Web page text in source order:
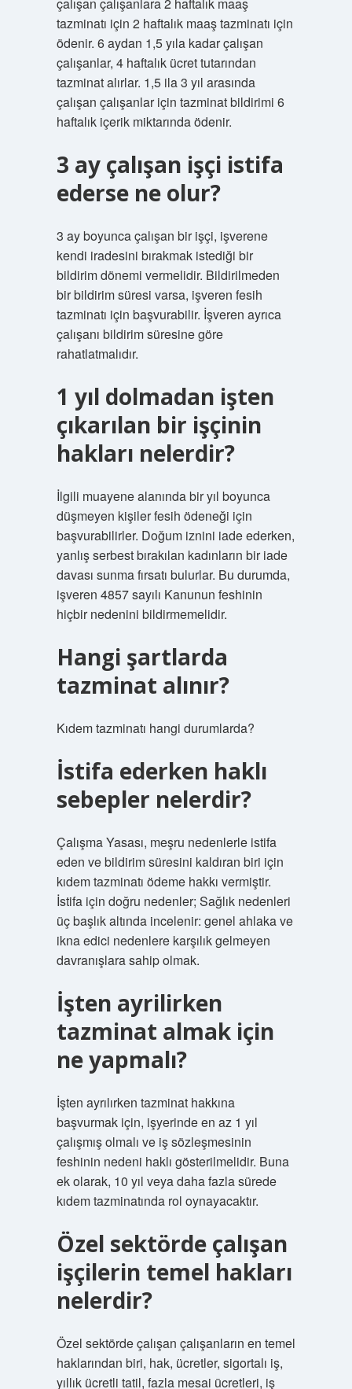
tazminatı için 2 haftalık maaş tazminatı için
ödenir. 6 aydan 1,5 yıla kadar çalışan
çalışanlar, 4 haftalık ücret tutarından
tazminat alırlar. 1,5 ila 3 yıl arasında
çalışan çalışanlar için tazminat bildirimi 6
haftalık içerik miktarında ödenir.
3 ay çalışan işçi istifa
ederse ne olur?
3 ay boyunca çalışan bir işçi, işverene
kendi iradesini bırakmak istediği bir
bildirim dönemi vermelidir. Bildirilmeden
bir bildirim süresi varsa, işveren fesih
tazminatı için başvurabilir. İşveren ayrıca
çalışanı bildirim süresine göre
rahatlatmalıdır.
1 yıl dolmadan işten
çıkarılan bir işçinin
hakları nelerdir?
İlgili muayene alanında bir yıl boyunca
düşmeyen kişiler fesih ödeneği için
başvurabilirler. Doğum iznini iade ederken,
yanlış serbest bırakılan kadınların bir iade
davası sunma fırsatı bulurlar. Bu durumda,
işveren 4857 sayılı Kanunun feshinin
hiçbir nedenini bildirmemelidir.
Hangi şartlarda
tazminat alınır?
Kıdem tazminatı hangi durumlarda?
İstifa ederken haklı
sebepler nelerdir?
Çalışma Yasası, meşru nedenlerle istifa
eden ve bildirim süresini kaldıran biri için
kıdem tazminatı ödeme hakkı vermiştir.
İstifa için doğru nedenler; Sağlık nedenleri
üç başlık altında incelenir: genel ahlaka ve
ikna edici nedenlere karşılık gelmeyen
davranışlara sahip olmak.
İşten ayrilirken
tazminat almak için
ne yapmalı?
İşten ayrılırken tazminat hakkına
başvurmak için, işyerinde en az 1 yıl
çalışmış olmalı ve iş sözleşmesinin
feshinin nedeni haklı gösterilmelidir. Buna
ek olarak, 10 yıl veya daha fazla sürede
kıdem tazminatında rol oynayacaktır.
Özel sektörde çalışan
işçilerin temel hakları
nelerdir?
Özel sektörde çalışan çalışanların en temel
haklarından biri, hak, ücretler, sigortalı iş,
yıllık ücretli tatil, fazla mesai ücretleri, iş